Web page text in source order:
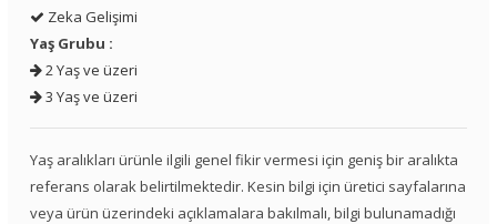
Zeka Gelişimi
Yaş Grubu :
2 Yaş ve üzeri
3 Yaş ve üzeri
Yaş aralıkları ürünle ilgili genel fikir vermesi için geniş bir aralıkta
referans olarak belirtilmektedir. Kesin bilgi için üretici sayfalarına
veya ürün üzerindeki açıklamalara bakılmalı, bilgi bulunamadığı